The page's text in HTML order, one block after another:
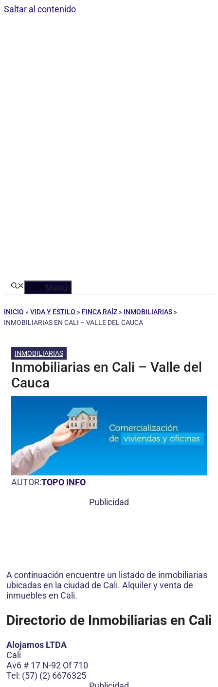
Saltar al contenido
Menú
INICIO » VIDA Y ESTILO » FINCA RAÍZ » INMOBILIARIAS »
INMOBILIARIAS EN CALI – VALLE DEL CAUCA
INMOBILIARIAS
Inmobiliarias en Cali – Valle del
Cauca
AUTOR:TOPO INFO
Publicidad
A continuación encuentre un listado de inmobiliarias
ubicadas en la ciudad de Cali. Alquiler y venta de
inmuebles en Cali.
Directorio de Inmobiliarias en Cali
Alojamos LTDA
Cali
Av6 # 17 N-92 Of 710
Tel: (57) (2) 6676325